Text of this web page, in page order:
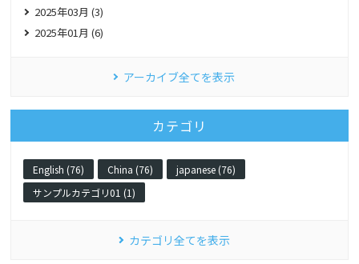
2025年03月 (3)
2025年01月 (6)
アーカイブ全てを表示
カテゴリ
English (76) China (76)
japanese (76)
サンプルカテゴリ01 (1)
カテゴリ全てを表示